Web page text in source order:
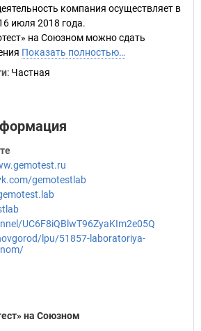
компания осуществляет в
июля 2018 года.
на Союзном можно сдать
Показать полностью…
: Частная
gemotestlab
UC6F8iQBlwT96ZyaKIm2e05Q
lpu/51857-laboratoriya-
на Союзном